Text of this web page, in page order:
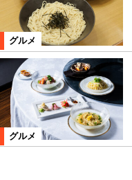
グルメ
グルメ